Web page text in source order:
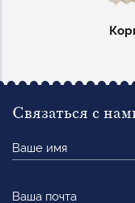
Связаться с
имя
почта